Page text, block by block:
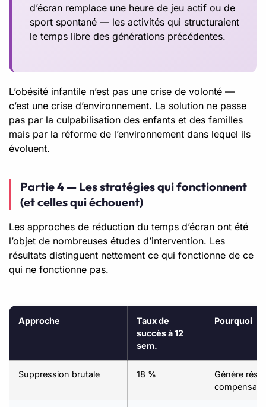
d’écran remplace une heure de jeu actif ou de
sport spontané — les activités qui structuraient
le temps libre des générations précédentes.
L’obésité infantile n’est pas une crise de volonté —
c’est une crise d’environnement. La solution ne passe
pas par la culpabilisation des enfants et des familles
mais par la réforme de l’environnement dans lequel ils
évoluent.
Partie 4 — Les stratégies qui fonctionnent
(et celles qui échouent)
Les approches de réduction du temps d’écran ont été
l’objet de nombreuses études d’intervention. Les
résultats distinguent nettement ce qui fonctionne de ce
qui ne fonctionne pas.
Approche
Taux de
succès à 12
sem.
Pourquoi
Suppression brutale 18 %
Génère